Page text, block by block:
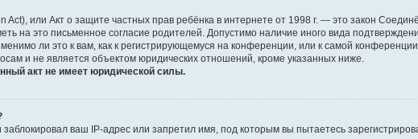
Act), или Акт о защите частных прав ребёнка в интернете от 1998 г. — это закон
на это письменное согласие родителей. Допустимо наличие иного вида
ли это к вам, как к регистрирующемуся на конференции, или к самой
и не является объектом юридических отношений, кроме указанных ниже.
акт не имеет юридической силы.
ваш IP-адрес или запретил имя, под которым вы пытаетесь